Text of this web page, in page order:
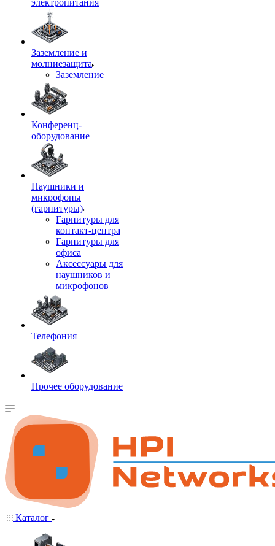
электропитания
Заземление и
молниезащита
Заземление
Конференц-
оборудование
Наушники и
микрофоны
(гарнитуры)
Гарнитуры для
контакт-центра
Гарнитуры для
офиса
Аксессуары для
наушников и
микрофонов
Телефония
Прочее оборудование
Каталог